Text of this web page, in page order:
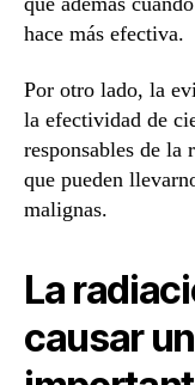
hace más efectiva.
Por otro lado, la
la efectividad de
responsables de la
que pueden
malignas.
La
causar